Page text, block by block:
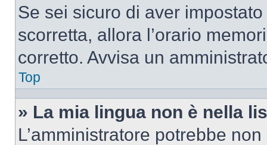
Se sei sicuro di aver
scorretta, allora l’orario
corretto. Avvisa un
Top
» La mia lingua non è nella
L’amministratore potrebbe